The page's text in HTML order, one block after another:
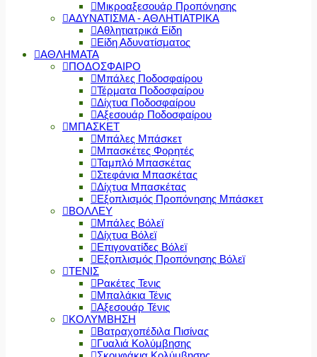
Μικροαξεσουάρ Προπόνησης
ΑΔΥΝΑΤΙΣΜΑ - ΑΘΛΗΤΙΑΤΡΙΚΑ
Αθλητιατρικά Είδη
Είδη Αδυνατίσματος
ΑΘΛΗΜΑΤΑ
ΠΟΔΟΣΦΑΙΡΟ
Μπάλες Ποδοσφαίρου
Τέρματα Ποδοσφαίρου
Δίχτυα Ποδοσφαίρου
Αξεσουάρ Ποδοσφαίρου
ΜΠΑΣΚΕΤ
Μπάλες Μπάσκετ
Μπασκέτες Φορητές
Ταμπλό Μπασκέτας
Στεφάνια Μπασκέτας
Δίχτυα Μπασκέτας
Εξοπλισμός Προπόνησης Μπάσκετ
ΒΟΛΛΕΥ
Μπάλες Βόλεϊ
Δίχτυα Βόλεϊ
Επιγονατίδες Βόλεϊ
Εξοπλισμός Προπόνησης Βόλεϊ
ΤΕΝΙΣ
Ρακέτες Τενις
Μπαλάκια Τένις
Αξεσουάρ Τένις
ΚΟΛΥΜΒΗΣΗ
Βατραχοπέδιλα Πισίνας
Γυαλιά Κολύμβησης